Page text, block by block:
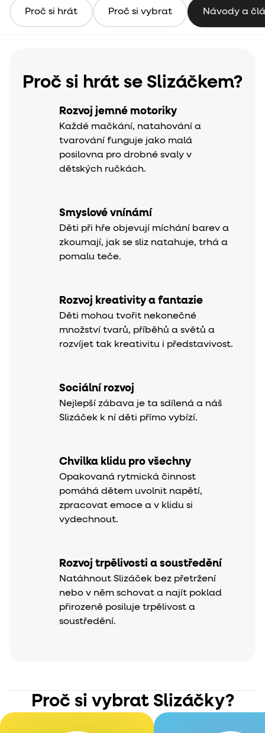
Proč si hrát Proč si vybrat Návody a
Proč si hrát se Slizáčkem?
Rozvoj jemné motoriky
Každé mačkání, natahování a
tvarování funguje jako malá
posilovna pro drobné svaly v
dětských ručkách.
Smyslové vnínámí
Děti při hře objevují míchání barev a
zkoumají, jak se sliz natahuje, trhá a
pomalu teče.
Rozvoj kreativity a fantazie
Děti mohou tvořit nekonečné
množství tvarů, příběhů a světů a
rozvíjet tak kreativitu i představivost.
Sociální rozvoj
Nejlepší zábava je ta sdílená a náš
Slizáček k ní děti přímo vybízí.
Chvilka klidu pro všechny
Opakovaná rytmická činnost
pomáhá dětem uvolnit napětí,
zpracovat emoce a v klidu si
vydechnout.
Rozvoj trpělivosti a soustředění
Natáhnout Slizáček bez přetržení
nebo v něm schovat a najít poklad
přirozeně posiluje trpělivost a
soustředění.
Proč si vybrat Slizáčky?